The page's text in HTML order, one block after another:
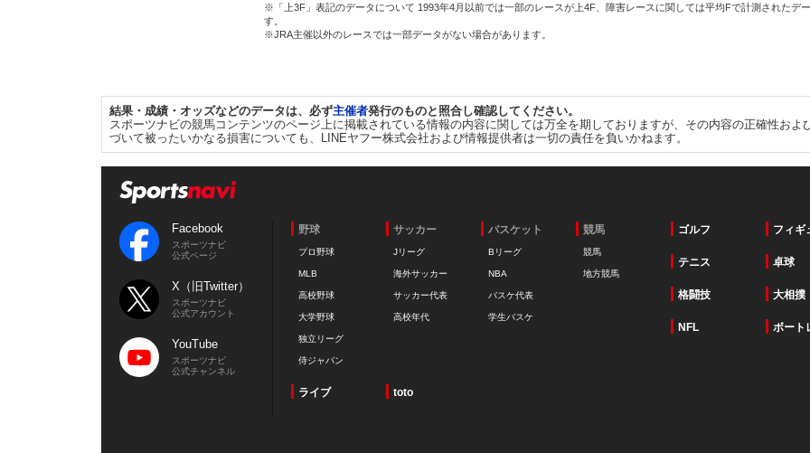
※「上3F」表記のデータについて 1993年4月以前では一部のレースが上4F、障害レースに関しては平均Fで計測されたデ
す。
※JRA主催以外のレースでは一部データがない場合があります。
結果・成績・オッズなどのデータは、必ず主催者発行のものと照合し確認してください。
スポーツナビの競馬コンテンツのページ上に掲載されている情報の内容に関しては万全を期しておりますが、その内容の正確性お
づいて被ったいかなる損害についても、LINEヤフー株式会社および情報提供者は一切の責任を負いかねます。
Facebook
スポーツナビ
公式ページ
X（旧Twitter）
スポーツナビ
公式アカウント
YouTube
スポーツナビ
公式チャンネル
野球
プロ野球
MLB
高校野球
大学野球
独立リーグ
侍ジャパン
サッカー
Jリーグ
海外サッカー
サッカー代表
高校年代
バスケット
Bリーグ
NBA
バスケ代表
学生バスケ
競馬
競馬
地方競馬
ゴルフ フィギ
テニス 卓球
格闘技 大相撲
NFL ボート
ライブ toto